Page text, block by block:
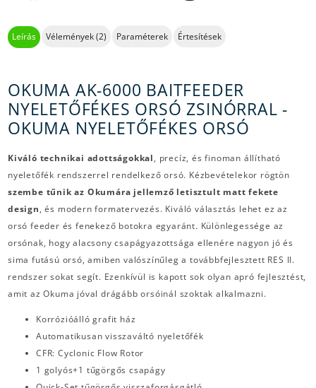
Leírás Vélemények (2) Paraméterek Értesítések
OKUMA AK-6000 BAITFEEDER
NYELETŐFÉKES ORSÓ ZSINÓRRAL -
OKUMA NYELETŐFÉKES ORSÓ
Kiváló technikai adottságokkal, precíz, és finoman állítható
nyeletőfék rendszerrel rendelkező orsó. Kézbevételekor rögtön
szembe tűnik az Okumára jellemző letisztult matt fekete
design, és modern formatervezés. Kiváló választás lehet ez az
orsó feeder és fenekező botokra egyaránt. Különlegessége az
orsónak, hogy alacsony csapágyazottsága ellenére nagyon jó és
sima futású orsó, amiben valószínűleg a továbbfejlesztett RES II.
rendszer sokat segít. Ezenkívül is kapott sok olyan apró fejlesztést,
amit az Okuma jóval drágább orsóinál szoktak alkalmazni.
Korrózióálló grafit ház
Automatikusan visszaváltó nyeletőfék
CFR: Cyclonic Flow Rotor
1 golyós+1 tűgörgős csapágy